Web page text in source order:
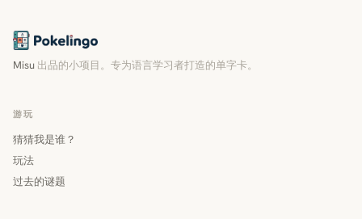
Misu 出品的小项目。专为语言学习者打造的单字卡。
游玩
猜猜我是谁？
玩法
过去的谜题